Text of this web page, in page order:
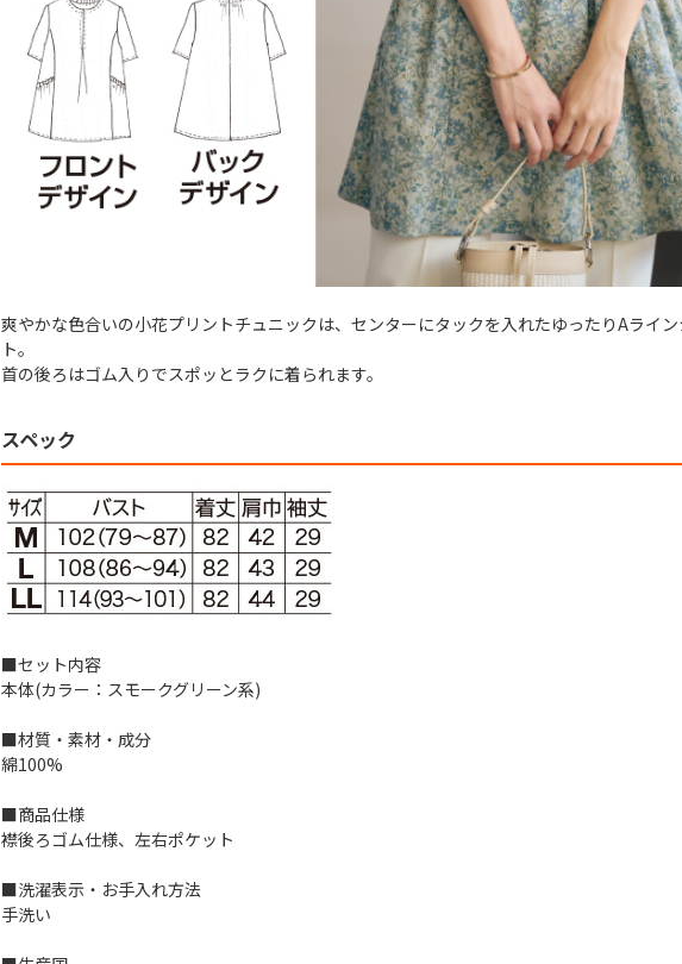
爽やかな色合いの小花プリントチュニックは、センターにタックを入れたゆったりAライン
ト。
首の後ろはゴム入りでスポッとラクに着られます。
スペック
■セット内容
本体(カラー：スモークグリーン系)
■材質・素材・成分
綿100%
■商品仕様
襟後ろゴム仕様、左右ポケット
■洗濯表示・お手入れ方法
手洗い